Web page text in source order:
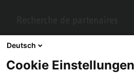
Vous recherchez un partenaire près de
avec STIEBEL ELTRON.
Deutsch
Cookie Einstellungen